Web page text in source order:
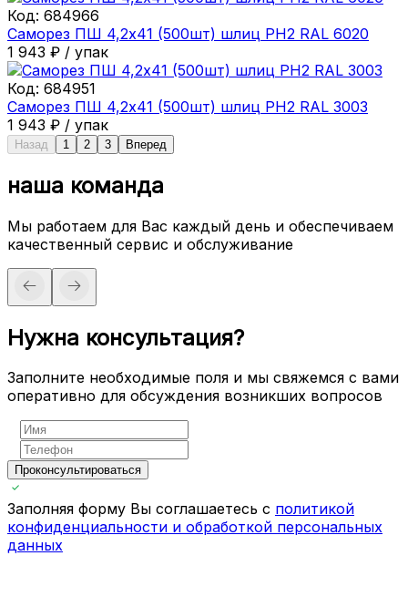
Код: 684966
Саморез ПШ 4,2х41 (500шт) шлиц PH2 RAL 6020
1 943 ₽ / упак
Код: 684951
Саморез ПШ 4,2х41 (500шт) шлиц PH2 RAL 3003
1 943 ₽ / упак
Назад 1 2 3 Вперед
наша команда
Мы работаем для Вас каждый день и обеспечиваем
качественный сервис и обслуживание
Нужна консультация?
Заполните необходимые поля и мы свяжемся с вами
оперативно для обсуждения возникших вопросов
Проконсультироваться
Заполняя форму Вы соглашаетесь с политикой
конфиденциальности и обработкой персональных
данных